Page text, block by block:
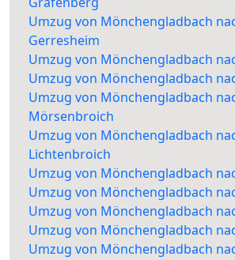
Umzug von Mönchengladbach
Gerresheim
Umzug von Mönchengladbach
Umzug von Mönchengladbach
Umzug von Mönchengladbach
Mörsenbroich
Umzug von Mönchengladbach
Lichtenbroich
Umzug von Mönchengladbach
Umzug von Mönchengladbach
Umzug von Mönchengladbach
Umzug von Mönchengladbach
Umzug von Mönchengladbach